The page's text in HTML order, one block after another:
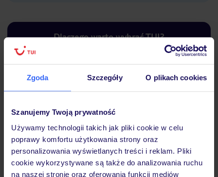
Zgoda Szczegóły O plikach cookies
Szanujemy Twoją prywatność
Używamy technologii takich jak pliki cookie w celu
poprawy komfortu użytkowania strony oraz
personalizowania wyświetlanych treści i reklam. Pliki
cookie wykorzystywane są także do analizowania ruchu
na naszej stronie oraz oferowania funkcji mediów
Dlaczego warto wybrać TUI?
Lider niskich cen
Hotel